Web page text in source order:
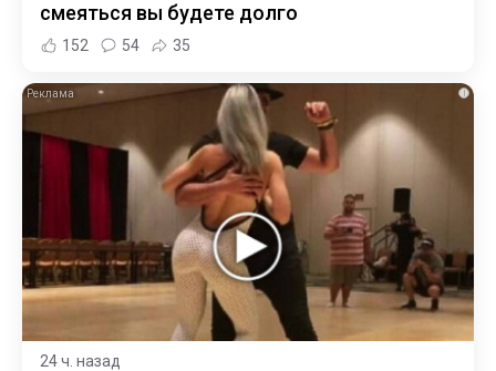
смеяться вы будете долго
152 54 35
i
24 ч. назад